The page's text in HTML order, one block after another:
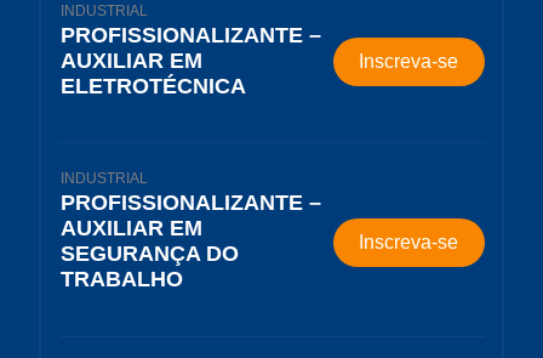
INDUSTRIAL
PROFISSIONALIZANTE –
AUXILIAR EM
ELETROTÉCNICA
Inscreva-se
INDUSTRIAL
PROFISSIONALIZANTE –
AUXILIAR EM
SEGURANÇA DO
TRABALHO
Inscreva-se